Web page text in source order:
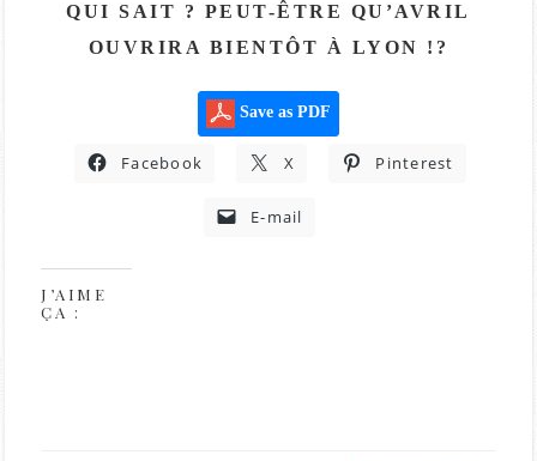
QUI SAIT ? PEUT-ÊTRE QU’AVRIL
OUVRIRA BIENTÔT À LYON !?
Save as PDF
Facebook X Pinterest
E-mail
J’AIME
ÇA :